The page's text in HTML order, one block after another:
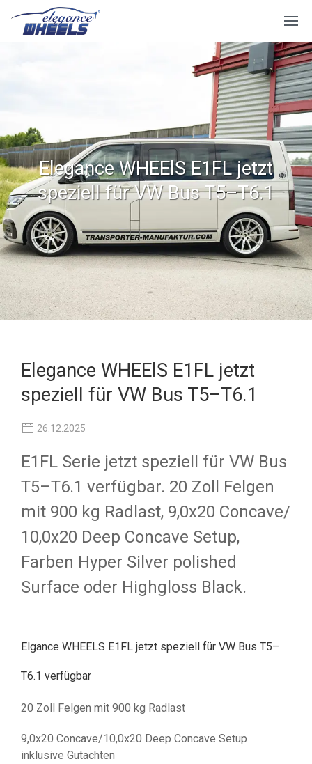
Elegance WHEElS E1FL jetzt
speziell für VW Bus T5–T6.1
Elegance WHEElS E1FL jetzt
speziell für VW Bus T5–T6.1
26.12.2025
E1FL Serie jetzt speziell für VW Bus
T5–T6.1 verfügbar. 20 Zoll Felgen
mit 900 kg Radlast, 9,0x20 Concave/
10,0x20 Deep Concave Setup,
Farben Hyper Silver polished
Surface oder Highgloss Black.
Elgance WHEELS E1FL jetzt speziell für VW Bus T5–
T6.1 verfügbar
20 Zoll Felgen mit 900 kg Radlast
9,0x20 Concave/10,0x20 Deep Concave Setup
inklusive Gutachten